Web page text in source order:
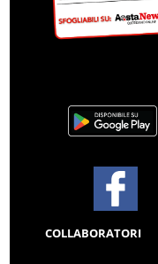
COLLABORATORI